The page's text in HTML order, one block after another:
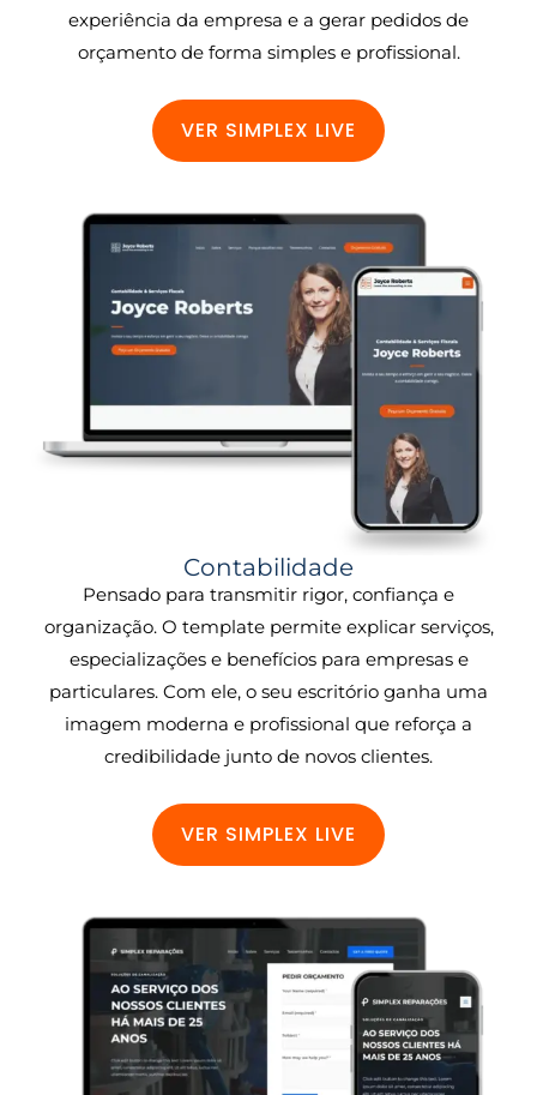
experiência da empresa e a gerar pedidos de
orçamento de forma simples e profissional.
VER SIMPLEX LIVE
Contabilidade
Pensado para transmitir rigor, confiança e
organização. O template permite explicar serviços,
especializações e benefícios para empresas e
particulares. Com ele, o seu escritório ganha uma
imagem moderna e profissional que reforça a
credibilidade junto de novos clientes.
VER SIMPLEX LIVE